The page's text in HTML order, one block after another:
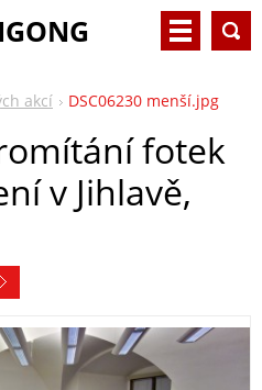
akcí DSC06230 menší.jpg
fotek
v Jihlavě,